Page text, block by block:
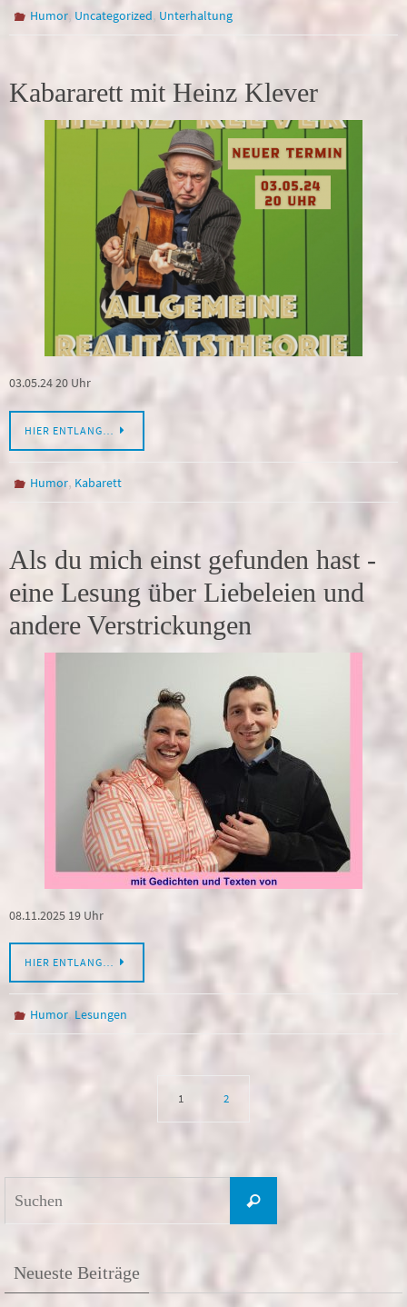
Humor, Uncategorized, Unterhaltung
Kabararett mit Heinz Klever
03.05.24 20 Uhr
HIER ENTLANG…
Humor, Kabarett
Als du mich einst gefunden hast -
eine Lesung über Liebeleien und
andere Verstrickungen
08.11.2025 19 Uhr
HIER ENTLANG…
Humor,Lesungen
1 2
Suchen
Neueste Beiträge